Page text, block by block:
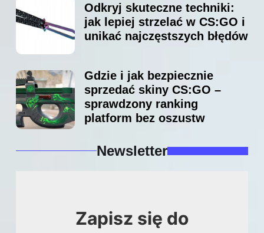
Odkryj skuteczne techniki:
jak lepiej strzelać w CS:GO i
unikać najczęstszych błędów
Gdzie i jak bezpiecznie
sprzedać skiny CS:GO –
sprawdzony ranking
platform bez oszustw
Newsletter
Zapisz się do